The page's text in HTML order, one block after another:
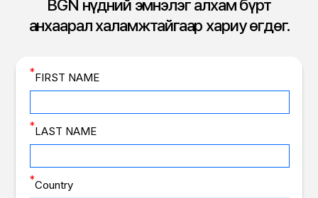
BGN нүдний эмнэлэг алхам бүрт
анхаарал халамжтайгаар хариу өгдөг.
*FIRST NAME
*LAST NAME
*Country